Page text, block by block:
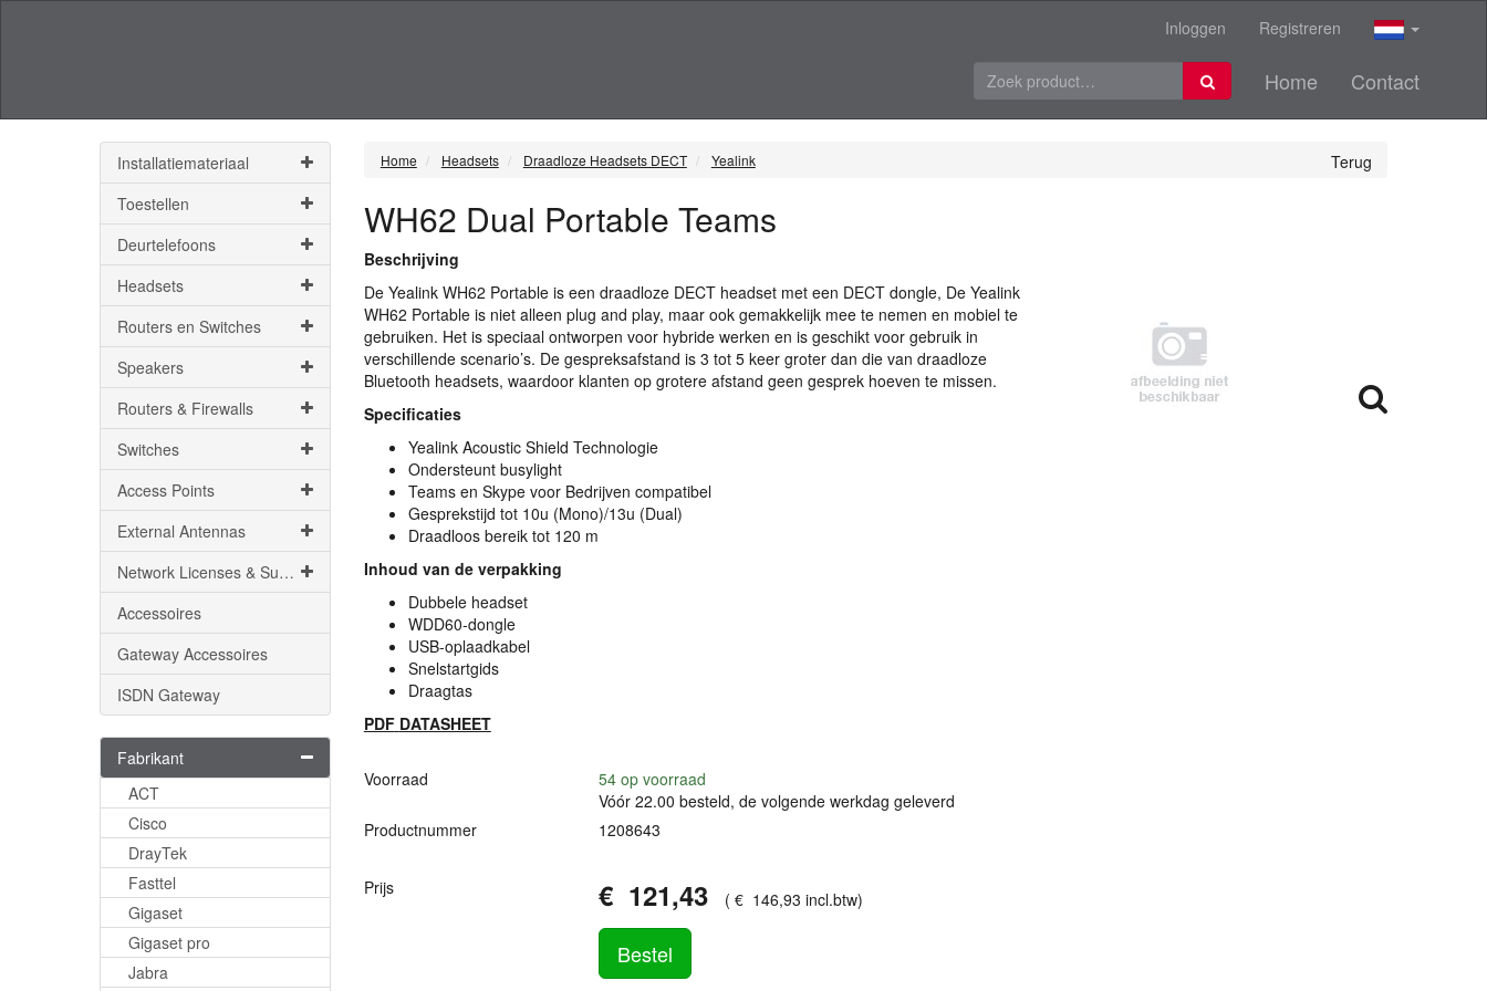
Inloggen Registreren
Home Contact
Installatiemateriaal
Toestellen
Deurtelefoons
Headsets
Routers en Switches
Speakers
Routers & Firewalls
Switches
Access Points
External Antennas
Network Licenses & Support
Accessoires
Gateway Accessoires
ISDN Gateway
Fabrikant
ACT
Cisco
DrayTek
Fasttel
Gigaset
Gigaset pro
Jabra
Terug
Home Headsets Draadloze Headsets DECT Yealink
WH62 Dual Portable Teams
Beschrijving
De Yealink WH62 Portable is een draadloze DECTheadset met een DECTdongle, De Yealink
WH62 Portable is niet alleen plug and play, maar ook gemakkelijk mee te nemen en mobiel te
gebruiken. Het is speciaal ontworpen voor hybride werken en is geschikt voor gebruik in
verschillende scenario’s. De gespreksafstand is 3 tot 5 keer groter dan die van draadloze
Bluetooth headsets, waardoor klanten op grotere afstand geen gesprek hoeven te missen.
Specificaties
Yealink Acoustic Shield Technologie
Ondersteunt busylight
Teams en Skype voor Bedrijven compatibel
Gesprekstijd tot 10u (Mono)/13u (Dual)
Draadloos bereik tot 120 m
Inhoud van de verpakking
Dubbele headset
WDD60-dongle
USB-oplaadkabel
Snelstartgids
Draagtas
PDF DATASHEET
Voorraad 54op voorraad
Vóór 22.00 besteld, de volgende werkdag geleverd
Productnummer
1208643
Prijs € 121,43 (€ 146,93 incl.btw)
Bestel